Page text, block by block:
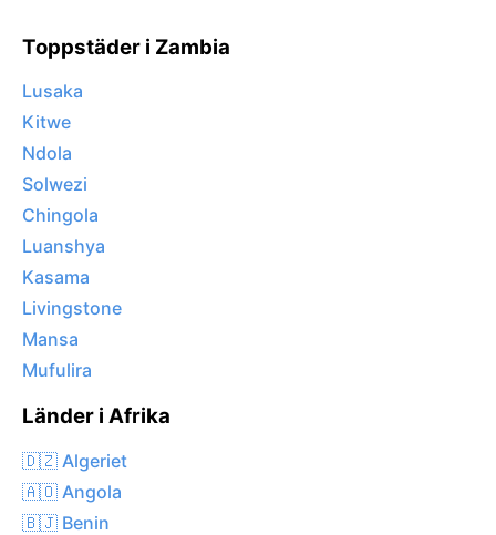
Toppstäder i Zambia
Lusaka
Kitwe
Ndola
Solwezi
Chingola
Luanshya
Kasama
Livingstone
Mansa
Mufulira
Länder i Afrika
🇩🇿 Algeriet
🇦🇴 Angola
🇧🇯 Benin